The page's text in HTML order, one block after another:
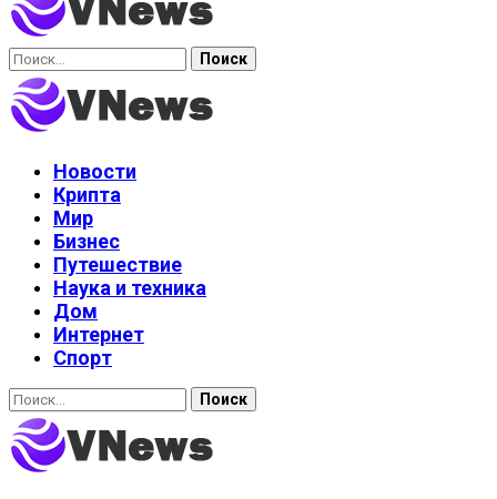
Найти:
Новости
Крипта
Мир
Бизнес
Путешествие
Наука и техника
Дом
Интернет
Спорт
Найти: